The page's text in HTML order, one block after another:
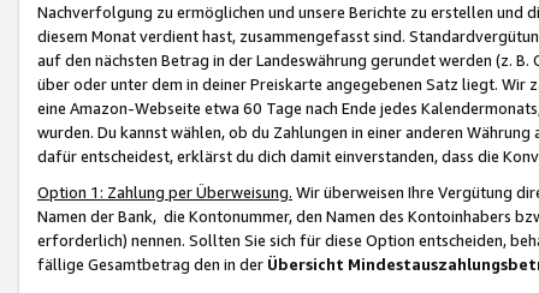
Nachverfolgung zu ermöglichen und unsere Berichte zu erstellen und
diesem Monat verdient hast, zusammengefasst sind.
auf den nächsten Betrag in der Landeswährung gerundet werden (z.
über oder unter dem in deiner Preiskarte angegebenen Satz liegt.
eine Amazon-Webseite etwa 60 Tage nach Ende jedes
wurden. Du kannst wählen, ob du Zahlungen in einer anderen
dafür entscheidest, erklärst du dich damit einverstanden, dass die
Option 1: Zahlung per Überweisung. Wir überweisen Ihre Vergütung
Namen der Bank, die Kontonummer, den Namen des Kontoinhabers
erforderlich) nennen. Sollten Sie sich für diese Option entscheiden,
fällige Gesamtbetrag den in der Übersicht